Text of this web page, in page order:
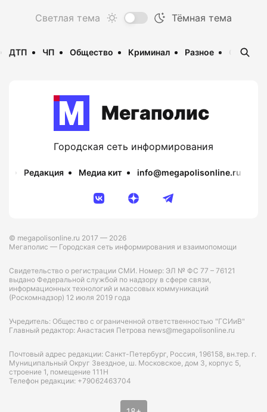
ДТП ЧП Общество Криминал Разное
Мегаполис
Городская сеть информирования
Редакция Медиа кит info@megapolisonline.ru
© megapolisonline.ru 2017 — 2026
Мегаполис — Городская сеть информирования и взаимопомощи
Свидетельство о регистрации СМИ. Номер: ЭЛ № ФС 77 – 76121
выдано Федеральной службой по надзору в сфере связи,
информационных технологий и массовых коммуникаций
(Роскомнадзор) 12 июля 2019 года
Учредитель: Общество с ограниченной ответственностью "ГСИиВ"
Главный редактор: Анастасия Петрова news@megapolisonline.ru
Почтовый адрес редакции: Санкт-Петербург, Россия, 196158, вн.тер. г.
Муниципальный Округ Звездное, ш. Московское, дом 3, корпус 5,
строение 1, помещение 111Н
Телефон редакции: +79062463704